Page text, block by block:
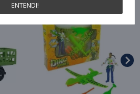
ENTENDI!